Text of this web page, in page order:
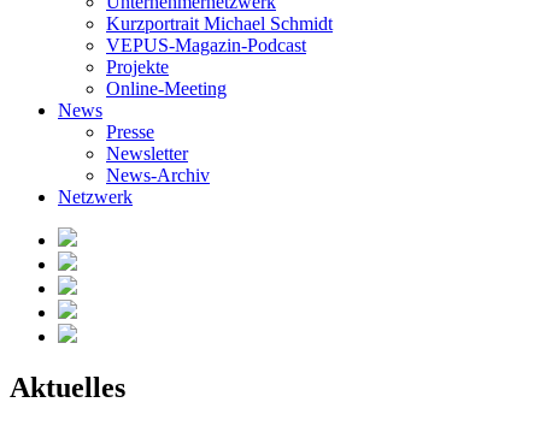
Kurzportrait Michael Schmidt
VEPUS-Magazin-Podcast
Projekte
Online-Meeting
News
Presse
Newsletter
News-Archiv
Netzwerk
Aktuelles